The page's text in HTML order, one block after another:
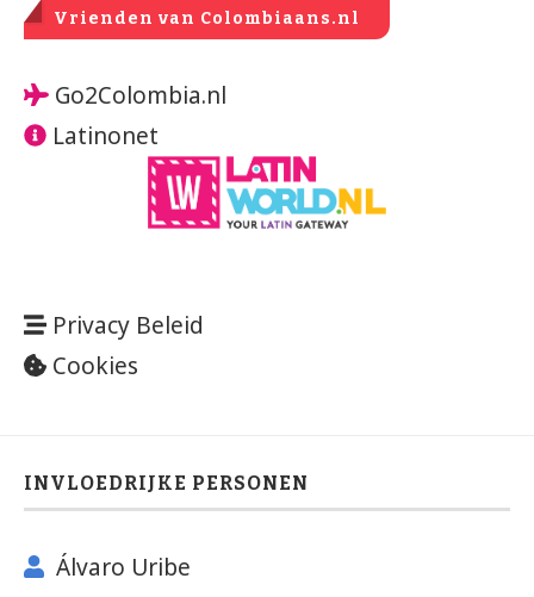
Vrienden van Colombiaans.nl
Go2Colombia.nl
Latinonet
Privacy Beleid
Cookies
INVLOEDRIJKE PERSONEN
Álvaro Uribe